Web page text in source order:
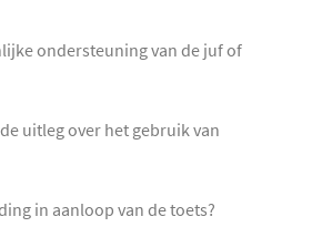
ondersteuning van de juf of
uitleg over het gebruik van
in aanloop van de toets?